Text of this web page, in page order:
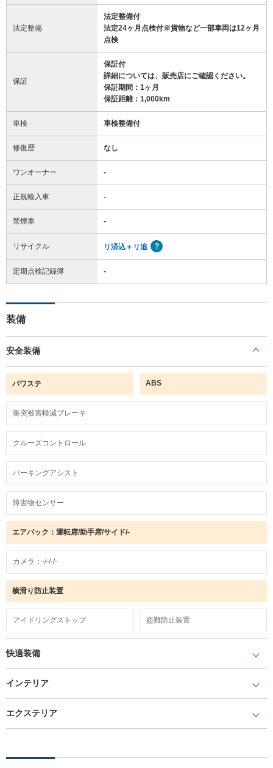
法定整備
法定整備付
法定24ヶ月点検付※貨物など一部車両は12ヶ月
点検
保証
保証付
詳細については、販売店にご確認ください。
保証期間：1ヶ月
保証距離：1,000km
車検 車検整備付
修復歴 なし
ワンオーナー -
正規輸入車 -
禁煙車 -
リサイクル リ済込＋リ追
定期点検記録簿 -
装備
安全装備
パワステ ABS
衝突被害軽減ブレーキ
クルーズコントロール
パーキングアシスト
障害物センサー
エアバック：運転席/助手席/サイド/-
カメラ：-/-/-/-
横滑り防止装置
アイドリングストップ 盗難防止装置
快適装備
インテリア
エクステリア